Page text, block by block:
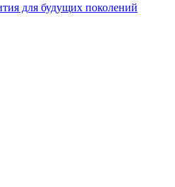
для будущих поколений